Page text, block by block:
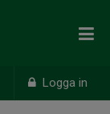
Logga in